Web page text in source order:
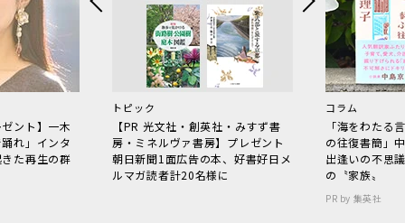
ント】一木
れ」インタ
た再生の群
トピック
【PR 光文社・創英社・みすず書
房・ミネルヴァ書房】プレゼント
朝日新聞1面広告の本、好書好日メ
ルマガ読者計20名様に
コラム
「海をわた
の往復書簡」
出逢いの不思
の〝家族〟
PR by 集英社